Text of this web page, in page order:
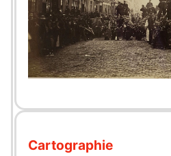
Cartographie